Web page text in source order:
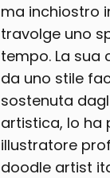
ma inchiostro
travolge uno
tempo. La sua
da uno stile
sostenuta
artistica, lo ha
illustratore
doodle artist